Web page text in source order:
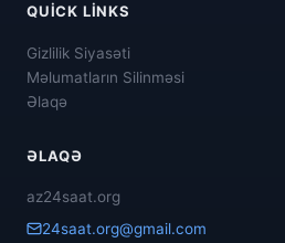
QUICK LINKS
Gizlilik Siyasəti
Məlumatların Silinməsi
Əlaqə
ƏLAQƏ
az24saat.org
24saat.org@gmail.com